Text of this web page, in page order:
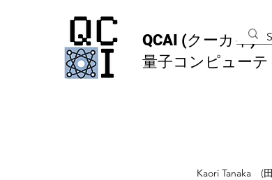
QCAI (クーカイ)
量子コンピュー
Kaori Tanaka (